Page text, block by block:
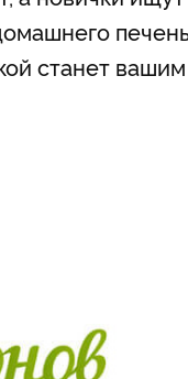
станет